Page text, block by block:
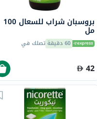
بروسبان شراب للسعال 100
مل
60 دقيقة تصلك في
42